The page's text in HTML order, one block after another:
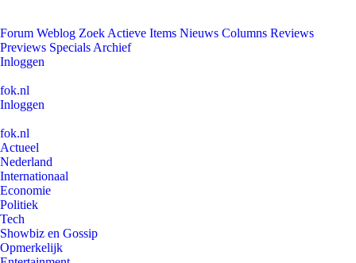
Forum Weblog Zoek Actieve Items Nieuws Columns Reviews
Previews Specials Archief
Inloggen
fok.nl
Inloggen
fok.nl
Actueel
Nederland
Internationaal
Economie
Politiek
Tech
Showbiz en Gossip
Opmerkelijk